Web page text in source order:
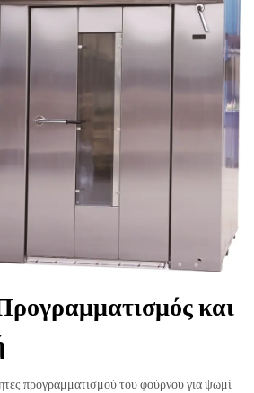
και
προγραμματισμού του φούρνου για ψωμί